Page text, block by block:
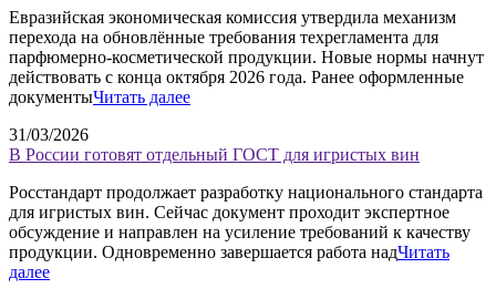
Евразийская экономическая комиссия утвердила механизм
перехода на обновлённые требования техрегламента для
парфюмерно-косметической продукции. Новые нормы начнут
действовать с конца октября 2026 года. Ранее оформленные
документыЧитать далее
31/03/2026
В России готовят отдельный ГОСТ для игристых вин
Росстандарт продолжает разработку национального стандарта
для игристых вин. Сейчас документ проходит экспертное
обсуждение и направлен на усиление требований к качеству
продукции. Одновременно завершается работа надЧитать
далее